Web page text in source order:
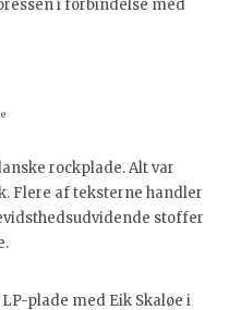
i forbindelse med
rockplade. Alt var
Flere af teksterne handler
stoffer
plade med Eik Skaløe i